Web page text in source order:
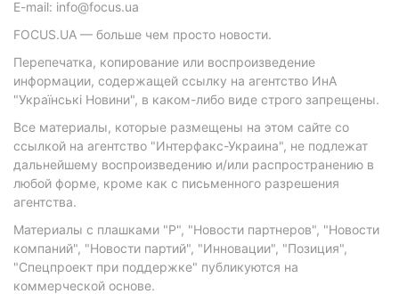
E-mail: info@focus.ua
FOCUS.UA — больше чем просто новости.
Перепечатка, копирование или воспроизведение
информации, содержащей ссылку на агентство ИнА
"Українські Новини", в каком-либо виде строго запрещены.
Все материалы, которые размещены на этом сайте со
ссылкой на агентство "Интерфакс-Украина", не подлежат
дальнейшему воспроизведению и/или распространению в
любой форме, кроме как с письменного разрешения
агентства.
Материалы с плашками "Р", "Новости партнеров", "Новости
компаний", "Новости партий", "Инновации", "Позиция",
"Спецпроект при поддержке" публикуются на
коммерческой основе.